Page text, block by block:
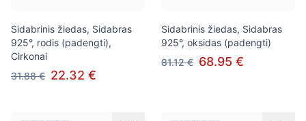
Sidabrinis žiedas, Sidabras
925°, rodis (padengti),
Cirkonai
31.88 € 22.32 €
Sidabrinis žiedas, Sidabras
925°, oksidas (padengti)
81.12 € 68.95 €